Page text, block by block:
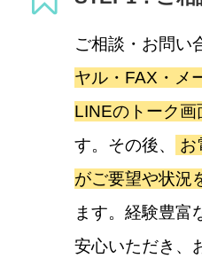
ご相談・お問い
ヤル・FAX・メ
LINEのトーク画
す。その後、
お
がご要望や状況
ます。経験豊富
安心いただき、